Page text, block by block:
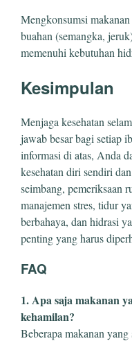
Mengkonsumsi
buahan (semangka,
memenuhi kebutuhan
Kesimpulan
Menjaga kesehatan
jawab besar bagi setiap
informasi di atas, Anda
kesehatan diri sendiri
seimbang, pemeriksaan
manajemen stres, tidur
berbahaya, dan hidrasi
penting yang harus
FAQ
1. Apa saja makanan
kehamilan?
Beberapa makanan